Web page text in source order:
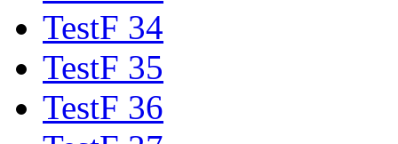
TestF 34
TestF 35
TestF 36